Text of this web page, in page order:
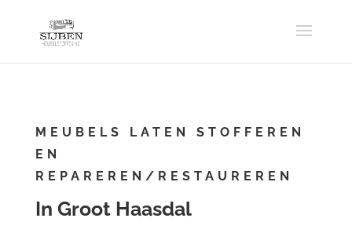
MEUBELS LATEN STOFFEREN
EN
REPAREREN/RESTAUREREN
In Groot Haasdal